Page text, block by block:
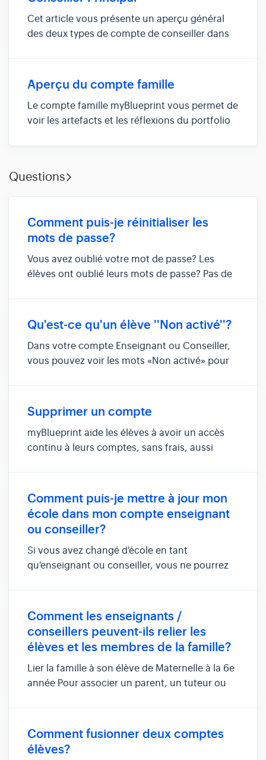
Cet article vous présente un aperçu général
des deux types de compte de conseiller dans
compte de conseiller principal Conseils et
raccourcis Bouton Act...
Aperçu du compte famille
Le compte famille myBlueprint vous permet de
voir les artefacts et les réflexions du portfolio
connecter ...
Questions
Comment puis-je réinitialiser les
mots de passe?
Vous avez oublié votre mot de passe? Les
élèves ont oublié leurs mots de passe? Pas de
scolaire utilise l'authentification unique (une
option de '' con...
Qu'est-ce qu'un élève ''Non activé''?
Dans votre compte Enseignant ou Conseiller,
vous pouvez voir les mots «Non activé» pour
dans cet article! Qu'est-ce que Non activé
signifie? Comment mon élève p...
Supprimer un compte
myBlueprint aide les élèves à avoir un accès
continu à leurs comptes, sans frais, aussi
d'études secondaires, les élèves peuvent
continuer à utiliser la platef...
Comment puis-je mettre à jour mon
école dans mon compte enseignant
ou conseiller?
Si vous avez changé d'école en tant
qu'enseignant ou conseiller, vous ne pourrez
des écoles individuelles n'ont également accès
qu'au personnel de leur école...
Comment les enseignants /
conseillers peuvent-ils relier les
élèves et les membres de la famille?
Lier la famille à son élève de Maternelle à la 6e
année Pour associer un parent, un tuteur ou
moi, l’enseignant de l’élève devra envoyer un
courriel d’invitation à ...
Comment fusionner deux comptes
élèves?